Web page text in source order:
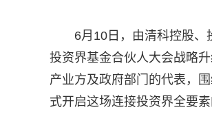
6月10日，由清科控股
投资界基金合伙人大会战略
产业方及政府部门的代表，
式开启这场连接投资界全要素